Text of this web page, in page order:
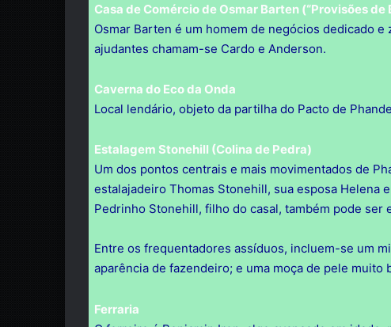
Casa de Comércio de Osmar Barten (“Provisões de
Osmar Barten é um homem de negócios dedicado
ajudantes chamam-se Cardo e Anderson.
Caverna do Eco da Onda
Local lendário, objeto da partilha do Pacto de
Estalagem Stonehill (Colina de Pedra)
Um dos pontos centrais e mais movimentados de
estalajadeiro Thomas Stonehill, sua esposa Helena
Pedrinho Stonehill, filho do casal, também pode ser
Entre os frequentadores assíduos, incluem-se um
aparência de fazendeiro; e uma moça de pele muito
Ferraria